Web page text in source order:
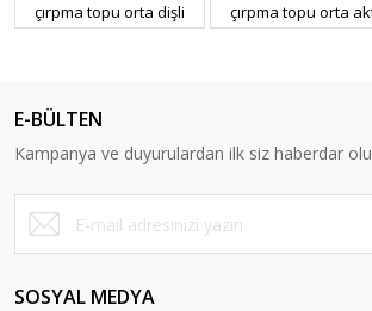
çırpma topu orta dişli
çırpma topu orta
E-BÜLTEN
Kampanya ve duyurulardan ilk siz haberdar
SOSYAL MEDYA